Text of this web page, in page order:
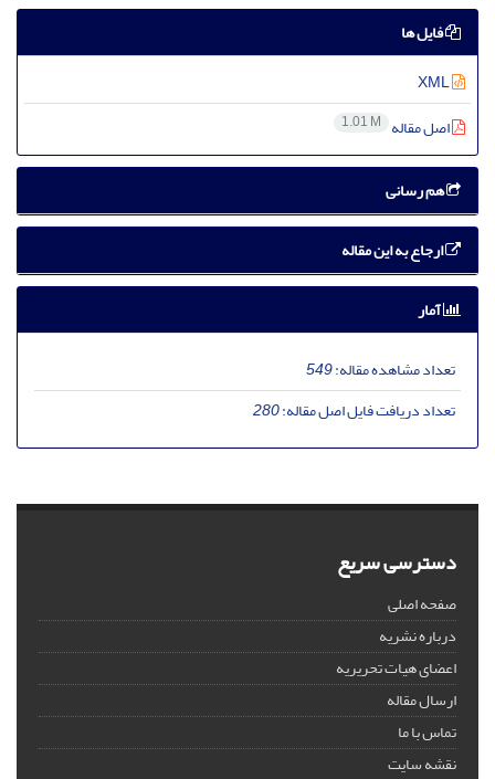
فایل ها
اصل مقاله 1.01 M
هم رسانی
ارجاع به این مقاله
آمار
تعداد مشاهده مقاله:549
تعداد دریافت فایل اصل مقاله:280
دسترسی سریع
صفحه اصلی
درباره نشریه
اعضای هیات تحریریه
ارسال مقاله
تماس با ما
نقشه سایت